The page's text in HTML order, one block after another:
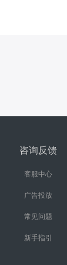
咨询反馈
客服中心
广告投放
常见问题
新手指引